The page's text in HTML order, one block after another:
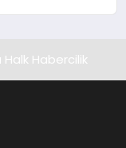
Habercilik